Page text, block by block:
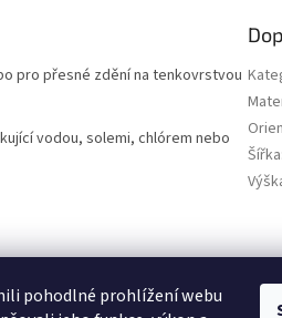
pohodlné prohlížení webu
pro přesné zdění na tenkovrstvou
vodou, solemi, chlórem nebo
Šířka